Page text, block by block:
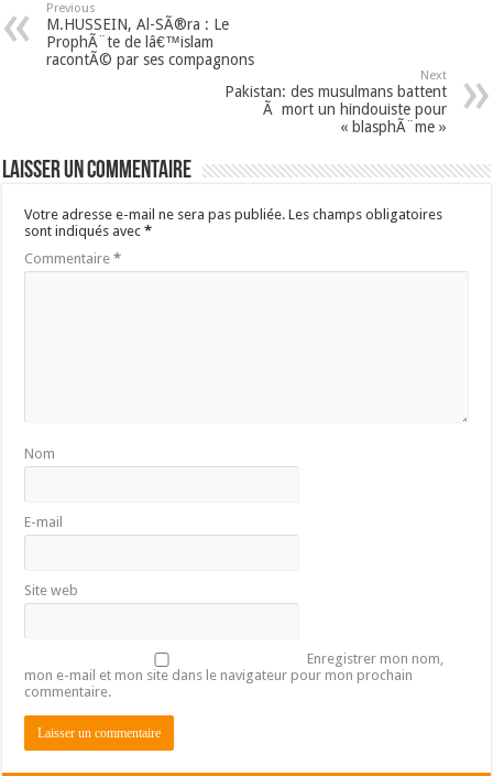
Previous
M.HUSSEIN, Al-SÃ®ra : Le
ProphÃ¨te de lâ€™islam
racontÃ© par ses compagnons
Next
Pakistan: des musulmans battent
Ã mort un hindouiste pour
« blasphÃ¨me »
Laisser un commentaire
Votre adresse e-mail ne sera pas publiée. Les champs obligatoires
sont indiqués avec*
Commentaire*
Nom
E-mail
Site web
Enregistrer mon nom,
mon e-mail et mon site dans le navigateur pour mon prochain
commentaire.